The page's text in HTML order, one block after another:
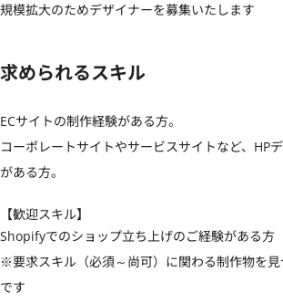
規模拡大のためデザイナーを募集いたします
求められるスキル
ECサイトの制作経験がある方。
コーポレートサイトやサービスサイトなど、HP
がある方。
【歓迎スキル】
Shopifyでのショップ立ち上げのご経験がある方
※要求スキル（必須～尚可）に関わる制作物を
です